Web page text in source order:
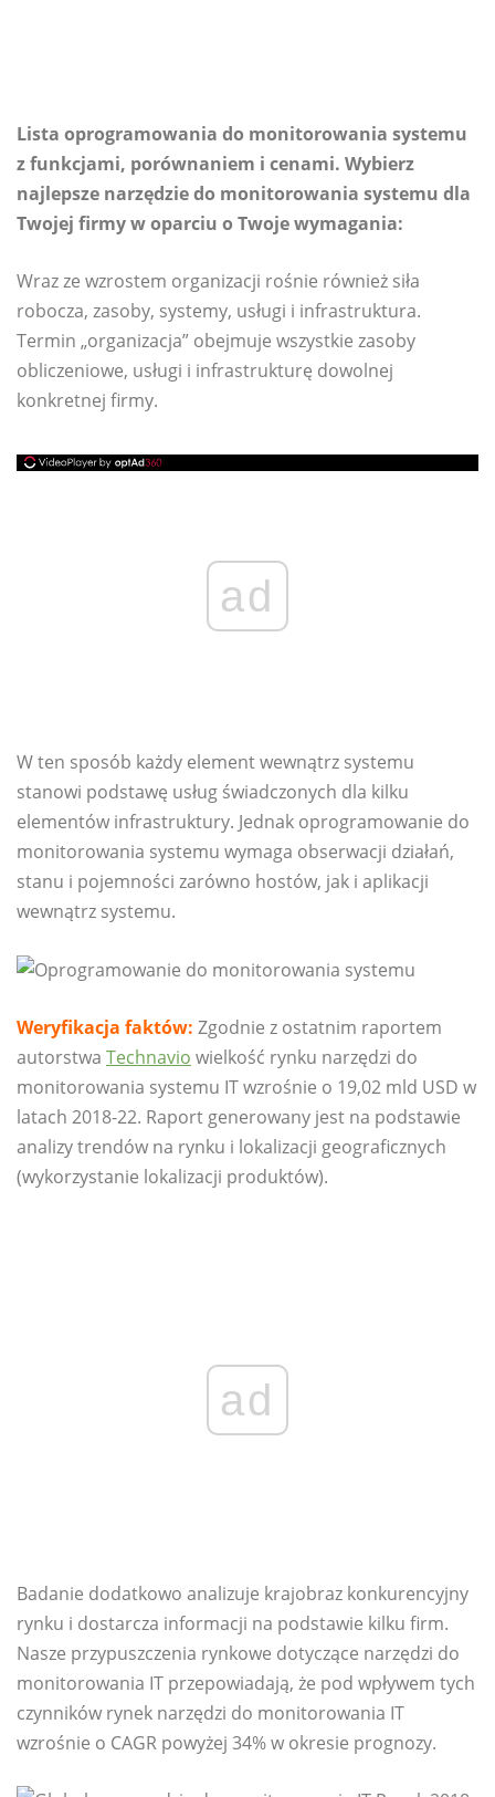
Lista oprogramowania do monitorowania systemu
z funkcjami, porównaniem i cenami. Wybierz
najlepsze narzędzie do monitorowania systemu dla
Twojej firmy w oparciu o Twoje wymagania:
Wraz ze wzrostem organizacji rośnie również siła
robocza, zasoby, systemy, usługi i infrastruktura.
Termin „organizacja” obejmuje wszystkie zasoby
obliczeniowe, usługi i infrastrukturę dowolnej
konkretnej firmy.
ad
W ten sposób każdy element wewnątrz systemu
stanowi podstawę usług świadczonych dla kilku
elementów infrastruktury. Jednak oprogramowanie do
monitorowania systemu wymaga obserwacji działań,
stanu i pojemności zarówno hostów, jak i aplikacji
wewnątrz systemu.
Weryfikacja faktów: Zgodnie z ostatnim raportem
autorstwa Technavio wielkość rynku narzędzi do
monitorowania systemu IT wzrośnie o 19,02 mld USD w
latach 2018-22. Raport generowany jest na podstawie
analizy trendów na rynku i lokalizacji geograficznych
(wykorzystanie lokalizacji produktów).
ad
Badanie dodatkowo analizuje krajobraz konkurencyjny
rynku i dostarcza informacji na podstawie kilku firm.
Nasze przypuszczenia rynkowe dotyczące narzędzi do
monitorowania IT przepowiadają, że pod wpływem tych
czynników rynek narzędzi do monitorowania IT
wzrośnie o CAGR powyżej 34% w okresie prognozy.